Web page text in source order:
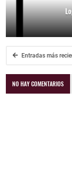
Entradas más
NO HAY COMENTARIOS